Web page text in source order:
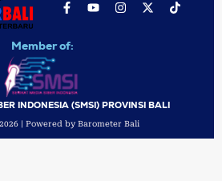
Member of:
INDONESIA (SMSI) PROVINSI BALI
| Powered by Barometer Bali